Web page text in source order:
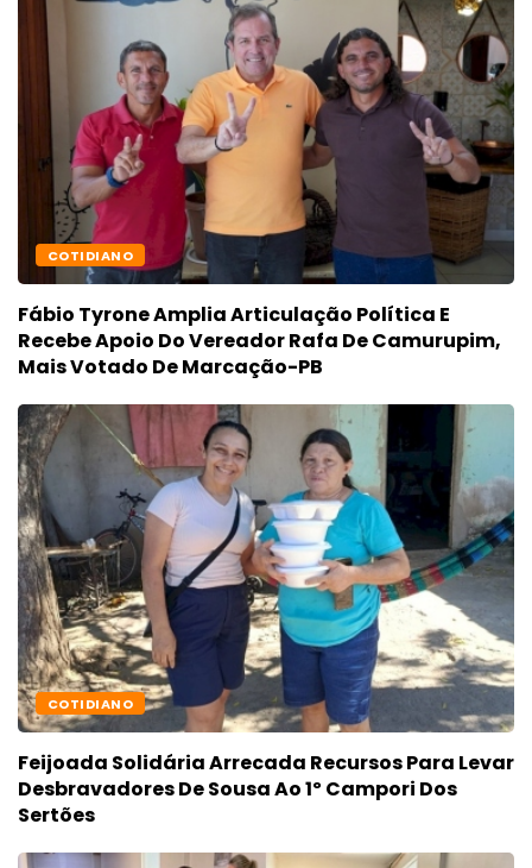
COTIDIANO
Fábio Tyrone Amplia Articulação Política E
Recebe Apoio Do Vereador Rafa De Camurupim,
Mais Votado De Marcação-PB
COTIDIANO
Feijoada Solidária Arrecada Recursos Para Levar
Desbravadores De Sousa Ao 1º Campori Dos
Sertões